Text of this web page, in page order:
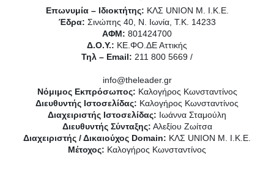
Επωνυμία – Ιδιοκτήτης: ΚΛΣ UNION Μ. Ι.Κ.Ε.
Έδρα: Σινώπης 40, Ν. Ιωνία, Τ.Κ. 14233
ΑΦΜ: 801424700
Δ.Ο.Υ.: ΚΕ.ΦΟ.ΔΕ Αττικής
Τηλ – Email: 211 800 5669 /
info@theleader.gr
Νόμιμος Εκπρόσωπος: Καλογήρος Κωνσταντίνος
Διευθυντής Ιστοσελίδας: Καλογήρος Κωνσταντίνος
Διαχειριστής Ιστοσελίδας: Ιωάννα Σταμούλη
Διευθυντής Σύνταξης: Αλεξίου Ζωίτσα
Διαχειριστής / Δικαιούχος Domain: ΚΛΣ UNION Μ. Ι.Κ.Ε.
Μέτοχος: Καλογήρος Κωνσταντίνος